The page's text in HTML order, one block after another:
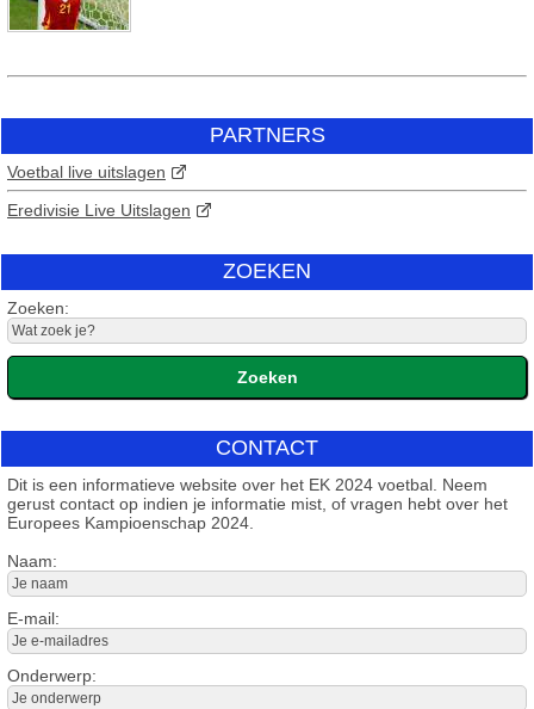
PARTNERS
Voetbal live uitslagen
Eredivisie Live Uitslagen
ZOEKEN
Zoeken:
CONTACT
Dit is een informatieve website over het EK 2024 voetbal. Neem
gerust contact op indien je informatie mist, of vragen hebt over het
Europees Kampioenschap 2024.
Naam:
E-mail:
Onderwerp: